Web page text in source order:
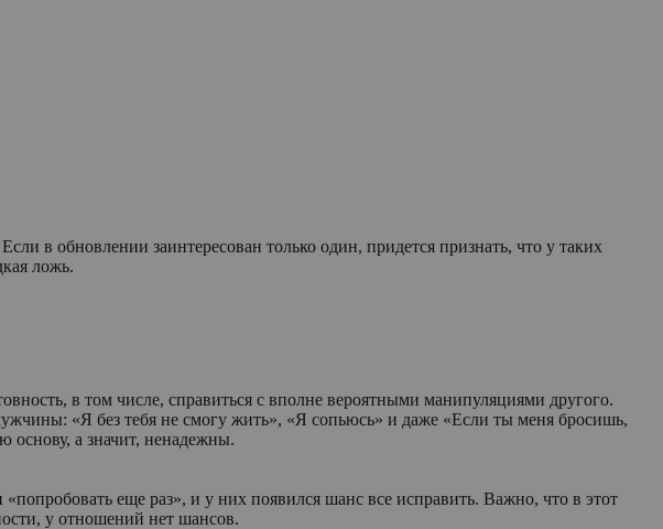
в обновлении заинтересован только один, придется признать, что у таких
ложь.
в том числе, справиться с вполне вероятными манипуляциями другого.
«Я без тебя не смогу жить», «Я сопьюсь» и даже «Если ты меня бросишь,
а значит, ненадежны.
еще раз», и у них появился шанс все исправить. Важно, что в этот
у отношений нет шансов.